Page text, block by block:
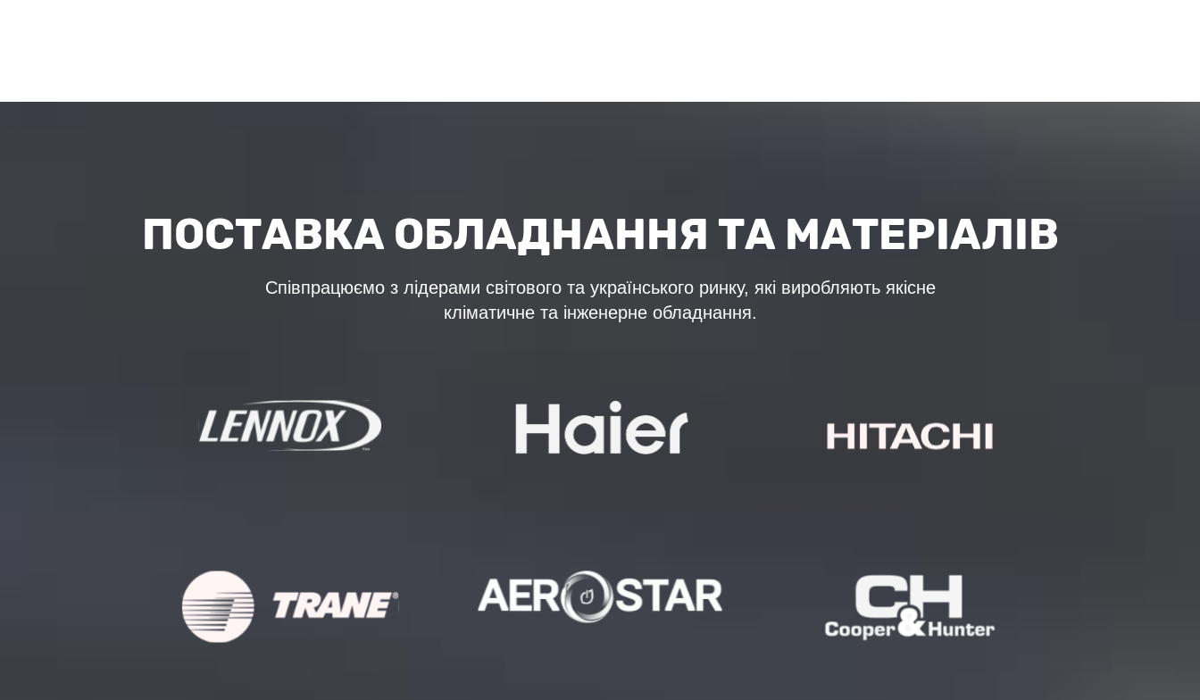
ПОСТАВКА ОБЛАДНАННЯ ТА МАТЕРІАЛІВ
Співпрацюємо з лідерами світового та українського ринку, які виробляють якісне
кліматичне та інженерне обладнання.